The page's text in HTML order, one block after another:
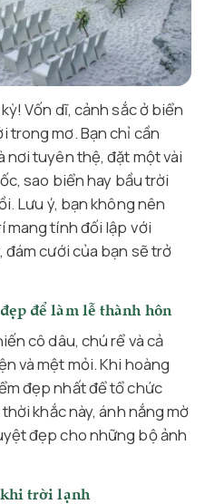
Vốn dĩ, cảnh sắc ở biển
trong mơ. Bạn chỉ cần
nơi tuyên thệ, đặt một vài
sao biển hay bầu trời
Lưu ý, bạn không nên
mang tính đối lập với
cưới của bạn sẽ trở
để làm lễ thành hôn
cô dâu, chú rể và cả
và mệt mỏi. Khi hoàng
đẹp nhất để tổ chức
khắc này, ánh nắng mờ
đẹp cho những bộ ảnh
trời lạnh